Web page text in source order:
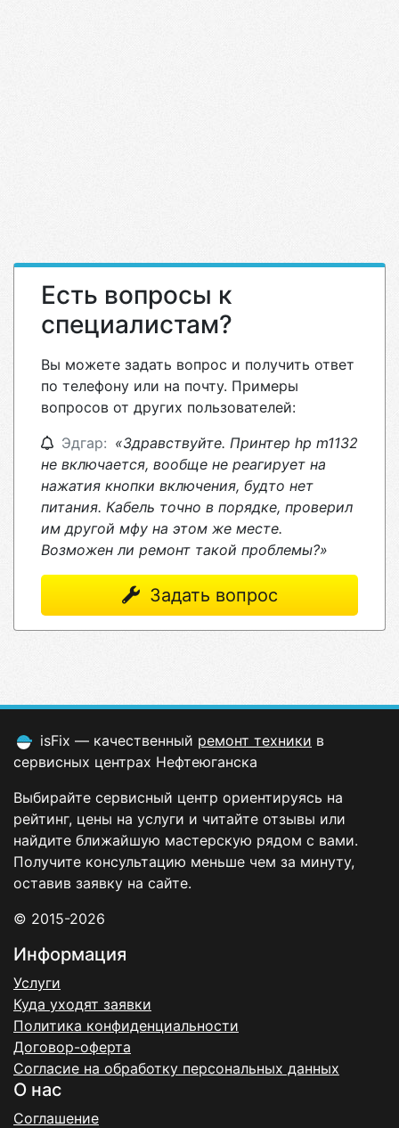
Есть вопросы к
специалистам?
Вы можете задать вопрос и получить ответ
по телефону или на почту. Примеры
вопросов от других пользователей:
Эдгар: «Здравствуйте. Принтер hp m1132
не включается, вообще не реагирует на
нажатия кнопки включения, будто нет
питания. Кабель точно в порядке, проверил
им другой мфу на этом же месте.
Возможен ли ремонт такой проблемы?»
Задать вопрос
isFix — качественный ремонт техники в
сервисных центрах Нефтеюганска
Выбирайте сервисный центр ориентируясь на
рейтинг, цены на услуги и читайте отзывы или
найдите ближайшую мастерскую рядом с вами.
Получите консультацию меньше чем за минуту,
оставив заявку на сайте.
© 2015-2026
Информация
Услуги
Куда уходят заявки
Политика конфиденциальности
Договор-оферта
Согласие на обработку персональных данных
О нас
Соглашение